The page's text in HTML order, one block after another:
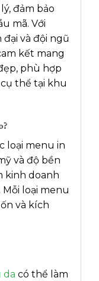
đảm bảo
mã. Với
và đội ngũ
kết mang
phù hợp
thể tại khu
loại menu in
và độ bền
kinh doanh
loại menu
và kích
da có thể làm